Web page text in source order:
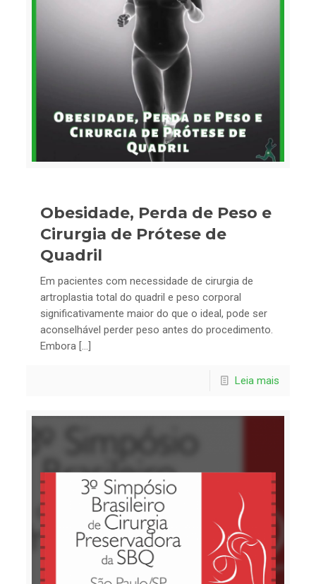
Obesidade, Perda de Peso e
Cirurgia de Prótese de
Quadril
Em pacientes com necessidade de cirurgia de
artroplastia total do quadril e peso corporal
significativamente maior do que o ideal, pode ser
aconselhável perder peso antes do procedimento.
Embora […]
Leia mais